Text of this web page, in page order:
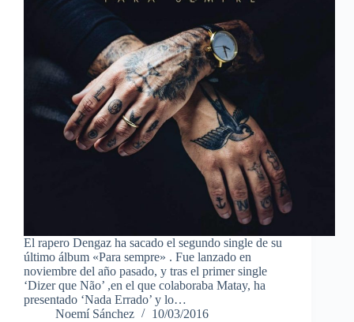
El rapero Dengaz ha sacado el segundo single de su
último álbum «Para sempre» . Fue lanzado en
noviembre del año pasado, y tras el primer single
‘Dizer que Não’ ,en el que colaboraba Matay, ha
presentado ‘Nada Errado’ y lo…
Noemí Sánchez
10/03/2016